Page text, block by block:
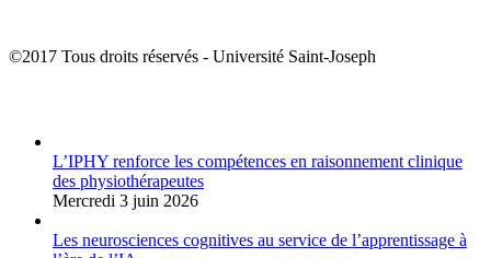
©2017 Tous droits réservés - Université Saint-Joseph
L’IPHY renforce les compétences en raisonnement clinique
des physiothérapeutes
Mercredi 3 juin 2026
Les neurosciences cognitives au service de l’apprentissage à